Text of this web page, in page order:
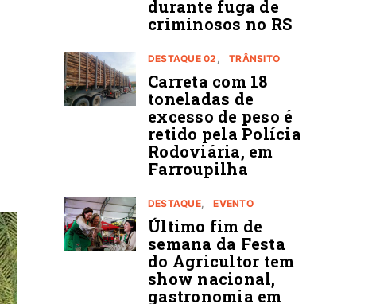
durante fuga de
criminosos no RS
DESTAQUE 02 TRÂNSITO
Carreta com 18
toneladas de
excesso de peso é
retido pela Polícia
Rodoviária, em
Farroupilha
DESTAQUE EVENTO
Último fim de
semana da Festa
do Agricultor tem
show nacional,
gastronomia em